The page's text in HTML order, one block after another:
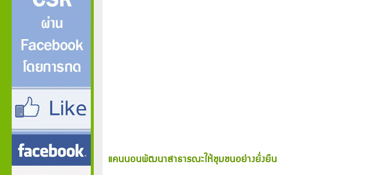
แคนนอนพัฒนาสาธารณะให้ชุมชนอย่างยั่งยืน